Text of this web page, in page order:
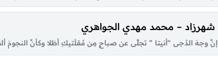
شهرزاد – محمد مهدي الجواهري
إنَّ وجهَ الدُجى “أنيتا ” تجلَّى عن صباحٍ مِن مُقلَتيكِ أطَلا وكأنَّ